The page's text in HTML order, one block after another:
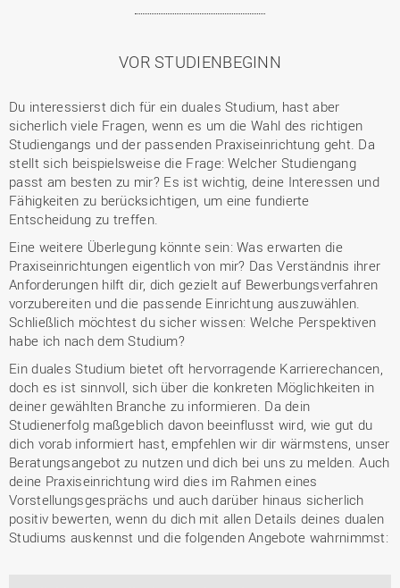
VOR STUDIENBEGINN
Du interessierst dich für ein duales Studium, hast aber
sicherlich viele Fragen, wenn es um die Wahl des richtigen
Studiengangs und der passenden Praxiseinrichtung geht. Da
stellt sich beispielsweise die Frage: Welcher Studiengang
passt am besten zu mir? Es ist wichtig, deine Interessen und
Fähigkeiten zu berücksichtigen, um eine fundierte
Entscheidung zu treffen.
Eine weitere Überlegung könnte sein: Was erwarten die
Praxiseinrichtungen eigentlich von mir? Das Verständnis ihrer
Anforderungen hilft dir, dich gezielt auf Bewerbungsverfahren
vorzubereiten und die passende Einrichtung auszuwählen.
Schließlich möchtest du sicher wissen: Welche Perspektiven
habe ich nach dem Studium?
Ein duales Studium bietet oft hervorragende Karrierechancen,
doch es ist sinnvoll, sich über die konkreten Möglichkeiten in
deiner gewählten Branche zu informieren. Da dein
Studienerfolg maßgeblich davon beeinflusst wird, wie gut du
dich vorab informiert hast, empfehlen wir dir wärmstens, unser
Beratungsangebot zu nutzen und dich bei uns zu melden. Auch
deine Praxiseinrichtung wird dies im Rahmen eines
Vorstellungsgesprächs und auch darüber hinaus sicherlich
positiv bewerten, wenn du dich mit allen Details deines dualen
Studiums auskennst und die folgenden Angebote wahrnimmst: